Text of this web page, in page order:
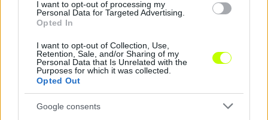
I want to opt-out of processing my
Personal Data for Targeted Advertising.
Opted In
I want to opt-out of Collection, Use,
Retention, Sale, and/or Sharing of my
Personal Data that Is Unrelated with the
Purposes for which it was collected.
Opted Out
Google consents
Kisvárdán az Újpest ellen készülnek: Supka Attila
elárulta, mi lehet a siker kulcsa
A hőség is beleszólt a Kisvárda felkészülésébe, de a cél hazai pályán
is a pontszerzés.
2026.08.07.